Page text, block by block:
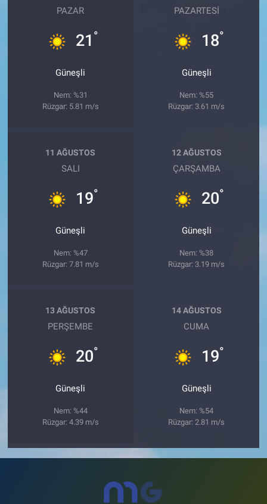
PAZAR
21 °
Güneşli
Nem: %31
Rüzgar: 5.81 m/s
PAZARTESI
18°
Güneşli
Nem: %55
Rüzgar: 3.61 m/s
11 AĞUSTOS
SALI
19°
Güneşli
Nem: %47
Rüzgar: 7.81 m/s
12 AĞUSTOS
ÇARŞAMBA
20°
Güneşli
Nem: %38
Rüzgar: 3.19 m/s
13 AĞUSTOS
PERŞEMBE
20°
Güneşli
Nem: %44
Rüzgar: 4.39 m/s
14 AĞUSTOS
CUMA
19°
Güneşli
Nem: %54
Rüzgar: 2.81 m/s